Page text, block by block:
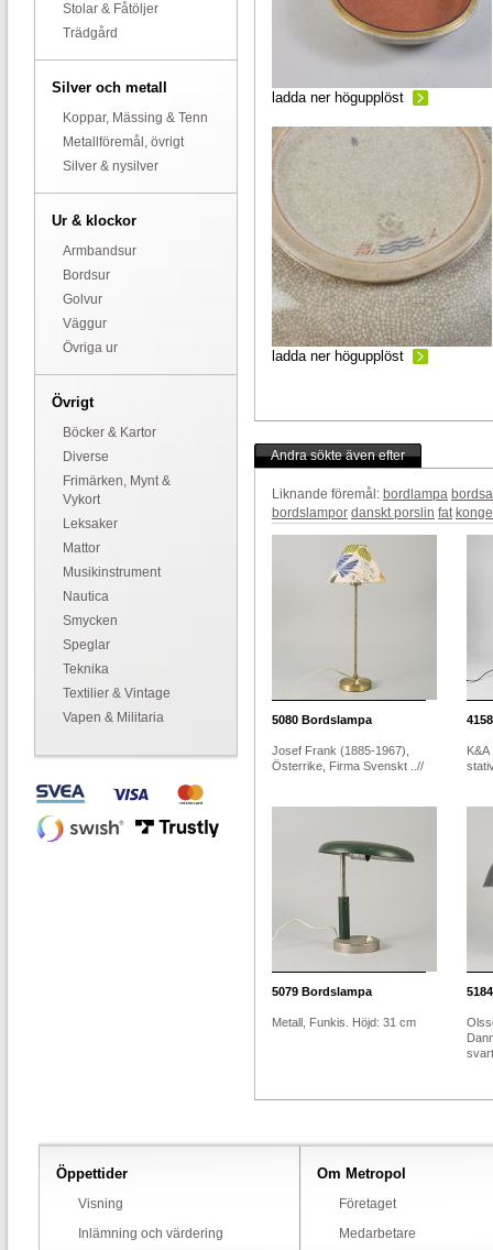
Stolar & Fåtöljer
Trädgård
Silver och metall
Koppar, Mässing & Tenn
Metallföremål, övrigt
Silver & nysilver
Ur & klockor
Armbandsur
Bordsur
Golvur
Väggur
Övriga ur
Övrigt
Böcker & Kartor
Diverse
Frimärken, Mynt &
Vykort
Leksaker
Mattor
Musikinstrument
Nautica
Smycken
Speglar
Teknika
Textilier & Vintage
Vapen & Militaria
ladda ner högupplöst
ladda ner högupplöst
Andra sökte även efter
Liknande föremål: bordlampa
bordslampor danskt porslin fat
5080 Bordslampa
Josef Frank (1885-1967),
Österrike, Firma Svenskt ..//
4158
K&A
5079 Bordslampa
Metall, Funkis. Höjd: 31 cm
5184
Öppettider
Visning
Inlämning och värdering
Om Metropol
Företaget
Medarbetare